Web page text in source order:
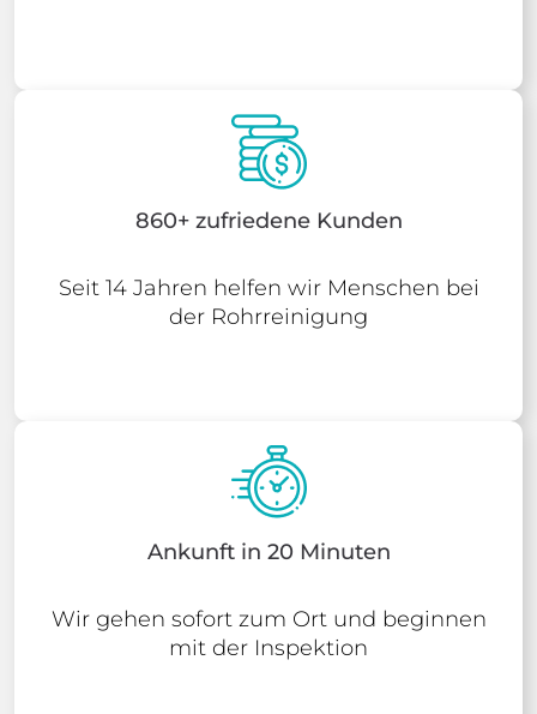
860+ zufriedene Kunden
Seit 14 Jahren helfen wir Menschen bei
der Rohrreinigung
Ankunft in 20 Minuten
Wir gehen sofort zum Ort und beginnen
mit der Inspektion